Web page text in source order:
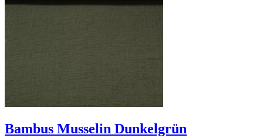
Bambus Musselin Dunkelgrün